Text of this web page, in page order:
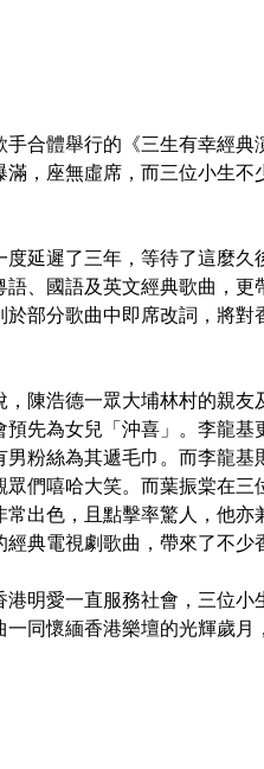
合體舉行的《三生有幸經
，座無虛席，而三位小生
延遲了三年，等待了這麼
、國語及英文經典歌曲，
部分歌曲中即席改詞，將
陳浩德一眾大埔林村的親
先為女兒「沖喜」。李龍
粉絲為其遞毛巾。而李龍
們嘻哈大笑。而葉振棠在
出色，且點擊率驚人，他
典電視劇歌曲，帶來了不少
明愛一直服務社會，三位
同懷緬香港樂壇的光輝歲